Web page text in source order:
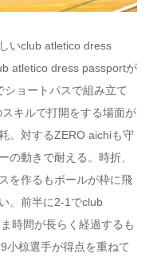
いclub atletico dress
atletico dress passportが
ョートパスで組み立て
キルで打開をする場面が
。対するZERO aichiも守
の動きで耐える。時折、
を作るもボールが枠に飛
。前半に2-1でclub
時間が長らく経過するも
小椋選手が得点を重ねて